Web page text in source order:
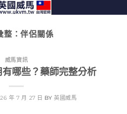
整：伴侶關係
威馬資訊
哪些？藥師完整分析
年 7 月 27 日 BY 英國威馬